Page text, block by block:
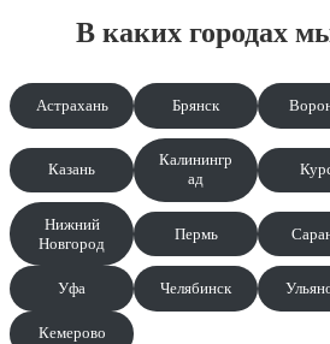
В каких городах
Астрахань Брянск
Казань
Калинингр
ад
Нижний
Новгород
Пермь
Уфа Челябинск
Кемерово